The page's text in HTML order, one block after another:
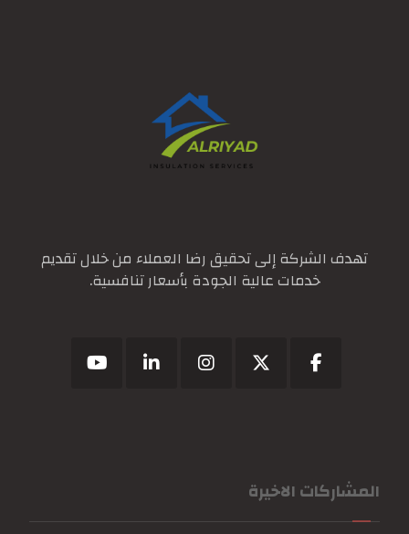
تهدف الشركة إلى تحقيق رضا العملاء من خلال تقديم
خدمات عالية الجودة بأسعار تنافسية.
المشاركات الاخيرة